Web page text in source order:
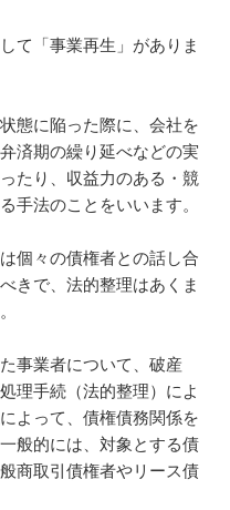
て「事業再生」がありま
態に陥った際に、会社を
済期の繰り延べなどの実
たり、収益力のある・競
手法のことをいいます。
個々の債権者との話し合
きで、法的整理はあくま
事業者について、破産
理手続（法的整理）によ
よって、債権債務関係を
般的には、対象とする債
商取引債権者やリース債